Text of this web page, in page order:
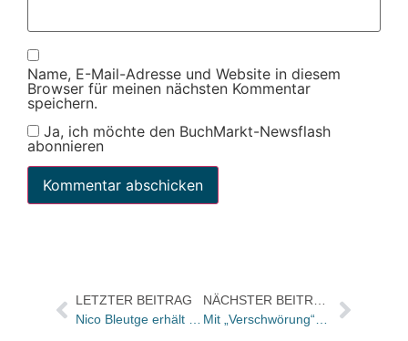
Name, E-Mail-Adresse und Website in diesem
Browser für meinen nächsten Kommentar
speichern.
Ja, ich möchte den BuchMarkt-Newsflash
abonnieren
LETZTER BEITRAG